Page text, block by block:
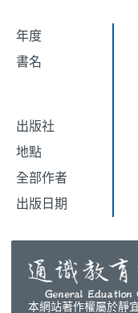
年度
書名
出版社
地點
全部作者
出版日期
本網站著作權屬於靜